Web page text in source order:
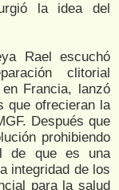
la idea del
Rael escuchó
clitorial
Francia, lanzó
que ofrecieran la
Después que
prohibiendo
de que es una
integridad de los
para la salud